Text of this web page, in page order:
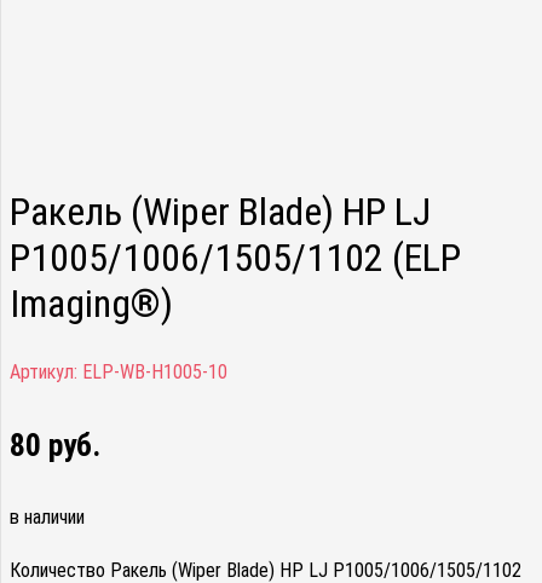
Ракель (Wiper Blade) HP LJ
P1005/1006/1505/1102 (ELP
Imaging®)
Артикул: ELP-WB-H1005-10
80 руб.
в наличии
Количество Ракель (Wiper Blade) HP LJ P1005/1006/1505/1102